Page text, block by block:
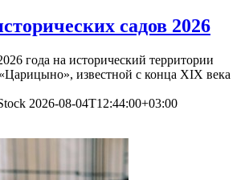
садов 2026
года на исторический территории
известной с конца XIX века
2026-08-04T12:44:00+03:00